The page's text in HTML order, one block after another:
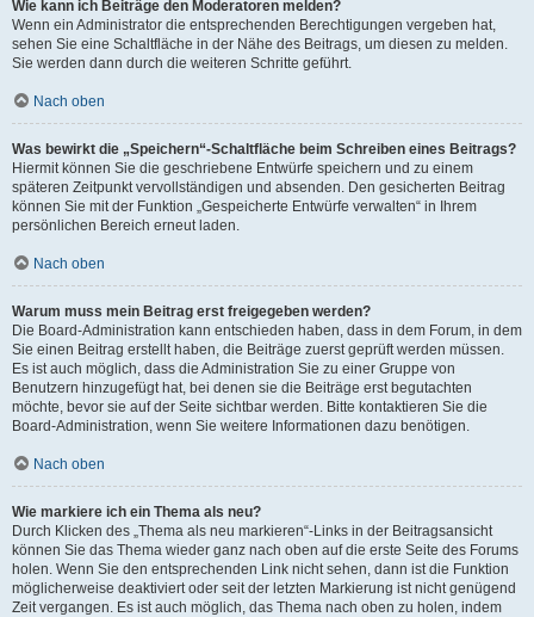
Wie kann ich Beiträge den Moderatoren melden?
Wenn ein Administrator die entsprechenden Berechtigungen vergeben hat,
sehen Sie eine Schaltfläche in der Nähe des Beitrags, um diesen zu melden.
Sie werden dann durch die weiteren Schritte geführt.
Nach oben
Was bewirkt die „Speichern“-Schaltfläche beim Schreiben eines Beitrags?
Hiermit können Sie die geschriebene Entwürfe speichern und zu einem
späteren Zeitpunkt vervollständigen und absenden. Den gesicherten Beitrag
können Sie mit der Funktion „Gespeicherte Entwürfe verwalten“ in Ihrem
persönlichen Bereich erneut laden.
Nach oben
Warum muss mein Beitrag erst freigegeben werden?
Die Board-Administration kann entschieden haben, dass in dem Forum, in dem
Sie einen Beitrag erstellt haben, die Beiträge zuerst geprüft werden müssen.
Es ist auch möglich, dass die Administration Sie zu einer Gruppe von
Benutzern hinzugefügt hat, bei denen sie die Beiträge erst begutachten
möchte, bevor sie auf der Seite sichtbar werden. Bitte kontaktieren Sie die
Board-Administration, wenn Sie weitere Informationen dazu benötigen.
Nach oben
Wie markiere ich ein Thema als neu?
Durch Klicken des „Thema als neu markieren“-Links in der Beitragsansicht
können Sie das Thema wieder ganz nach oben auf die erste Seite des Forums
holen. Wenn Sie den entsprechenden Link nicht sehen, dann ist die Funktion
möglicherweise deaktiviert oder seit der letzten Markierung ist nicht genügend
Zeit vergangen. Es ist auch möglich, das Thema nach oben zu holen, indem